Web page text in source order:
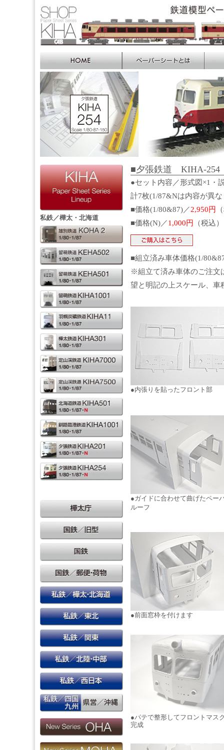
■夕張鉄道 KIHA-254
●セット内容／形式図×1
計7枚(1/87&Nは内容が異
■価格(1/80&87)／2,950円
■価格(N)／1,000円 （税込
■組立済み車体価格(1/
※組立て済み車体のご注文
望と明記の上スケール、車
●内張りを貼ったフロント部
●ガイドに合わせて曲げたペー
ルーフ
●前面窓枠を付けます
●パテで整形してフロントマス
完成
私鉄／樺太・北海道